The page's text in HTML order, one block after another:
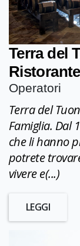
Terra del
Ristorante
Operatori
Terra del
Famiglia. Dal
che li hanno
potrete
vivere e(...)
LEGGI